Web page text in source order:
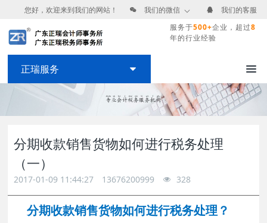
您好，欢迎来到我们的网站！ 我们的微信
我们的客服
服务于500+企业，超过8
年的行业经验
正瑞服务
分期收款销售货物如何进行税务处理
（一）
2017-01-09 11:44:27 13676200999 328
分期收款销售货物如何进行税务处理？